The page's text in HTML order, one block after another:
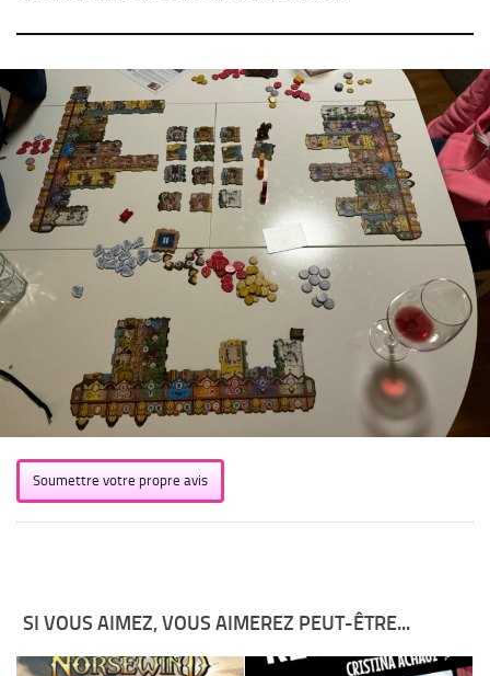
Soumettre votre propre avis
SI VOUS AIMEZ, VOUS AIMEREZ PEUT-ÊTRE...